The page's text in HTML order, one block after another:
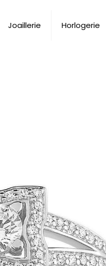
Joaillerie Horlogerie